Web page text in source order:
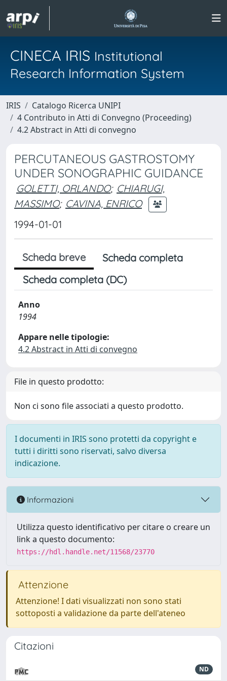
CINECA IRIS Institutional
Research Information System
IRIS
Catalogo Ricerca UNIPI
4 Contributo in Atti di Convegno (Proceeding)
4.2 Abstract in Atti di convegno
PERCUTANEOUS GASTROSTOMY
UNDER SONOGRAPHIC GUIDANCE
GOLETTI, ORLANDO; CHIARUGI,
MASSIMO; CAVINA, ENRICO
1994-01-01
Scheda breve
Scheda completa
Scheda completa (DC)
Anno
1994
Appare nelle tipologie:
4.2 Abstract in Atti di convegno
File in questo prodotto:
Non ci sono file associati a questo prodotto.
I documenti in IRIS sono protetti da copyright e
tutti i diritti sono riservati, salvo diversa
indicazione.
Informazioni
Utilizza questo identificativo per citare o creare un
link a questo documento:
https://hdl.handle.net/11568/23770
Attenzione
Attenzione! I dati visualizzati non sono stati
sottoposti a validazione da parte dell'ateneo
Citazioni
ND